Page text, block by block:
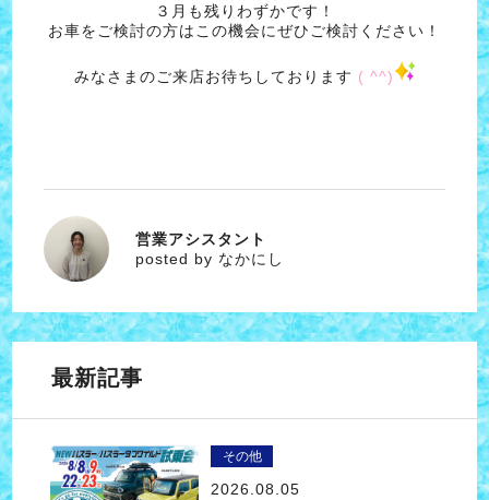
３月も残りわずかです！
お車をご検討の方はこの機会にぜひご検討ください！
みなさまのご来店お待ちしております ( ^^)
なかにし
営業アシスタント
posted by なかにし
最新記事
その他
2026.08.05